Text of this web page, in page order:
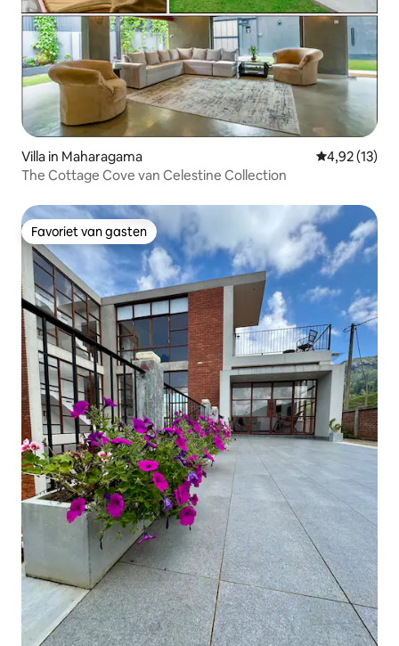
Villa in Maharagama Gemiddelde
4,92 (13)
The Cottage Cove van Celestine Collection
Favoriet van gasten
Favoriet van gasten